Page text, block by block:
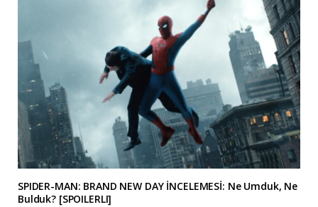
SPIDER-MAN: BRAND NEW DAY İNCELEMESİ: Ne Umduk, Ne
Bulduk? [SPOILERLI]